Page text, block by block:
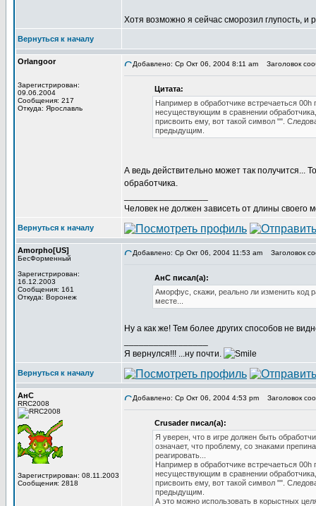
Хотя возможно я сейчас сморозил глупость, и
Вернуться к началу
Orlangoor
Зарегистрирован:
09.06.2004
Сообщения: 217
Откуда: Ярославль
Добавлено: Ср Окт 06, 2004 8:11 am Заголовок
Цитата:
Например в обработчике встречаеться
несуществующим в сравнении
присвоить ему, вот такой символ "".
предыдущим.
А ведь действительно может так получится...
обработчика.
Человек не должен зависеть от длины
Вернуться к началу
Amorpho[US]
БесФорменный
Зарегистрирован:
16.12.2003
Сообщения: 161
Откуда: Воронеж
Добавлено: Ср Окт 06, 2004 11:53 am Заголовок
АнС писал(а):
Аморфус, скажи, реально ли изменить код
месте...
Ну а как же! Тем более других способов не
Я вернулся!!! ...ну почти.
Вернуться к началу
АнС
RRC2008
Зарегистрирован: 08.11.2003
Сообщения: 2818
Добавлено: Ср Окт 06, 2004 4:53 pm Заголовок
Crusader писал(а):
Я уверен, что в игре должен быть
означает, что проблему, со знаками
реагировать...
Например в обработчике встречаеться
несуществующим в сравнении
присвоить ему, вот такой символ "".
предыдущим.
А это можно использовать в корыстных